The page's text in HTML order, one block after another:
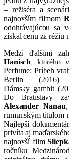
– režiséra a
najnovším filmom
odohrávajúcou sa
získal cenu za réžiu
Medzi ďalšími
Hanisch, ktorého
Perfume: Príbeh
Berlin
Dámsky gambit
Do Bratislavy
Alexander Nanau
rumunským titulom
Najlepší
privíta aj
najnovší film
ročníku